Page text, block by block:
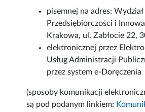
pisemnej na adres: Wydział
Przedsiębiorczości i
Krakowa, ul. Zabłocie 22,
elektronicznej przez
Usług Administracji
przez system e-Doręczenia
(sposoby komunikacji
są pod podanym linkiem: